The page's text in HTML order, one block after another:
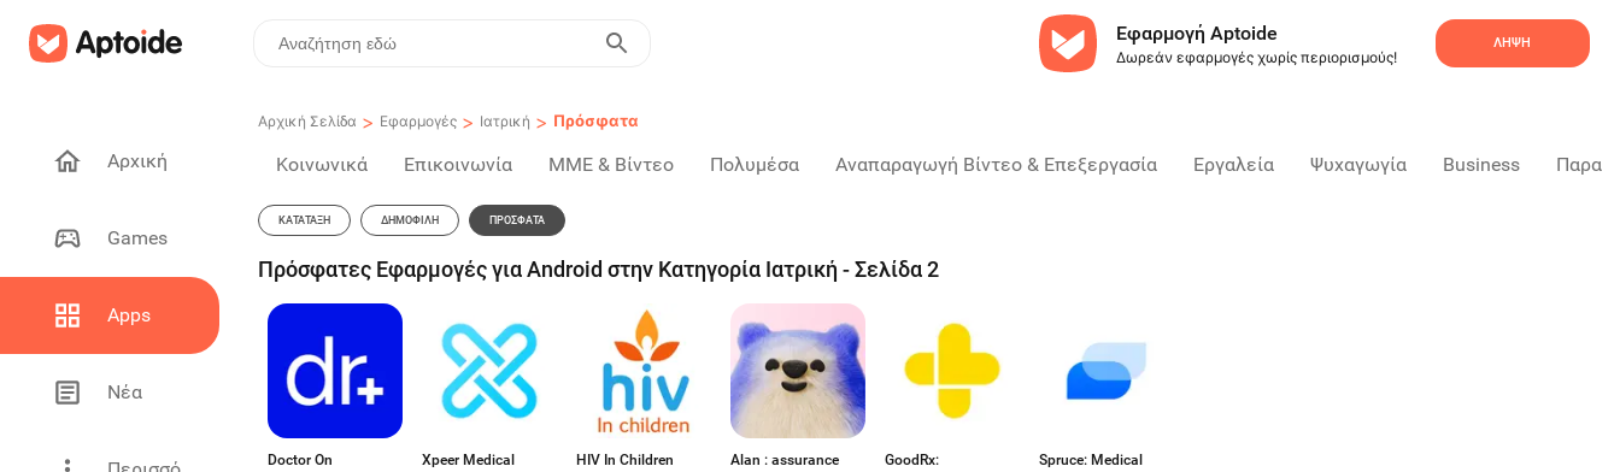
Εφαρμογή Aptoide
Δωρεάν εφαρμογές χωρίς περιορισμούς!
ΛΉΨΗ
Αρχική
Games
Apps
Νέα
Αρχική Σελίδα > Εφαρμογές > Ιατρική > Πρόσφατα
Κοινωνικά Επικοινωνία ΜΜΕ & Βίντεο Πολυμέσα Αναπαραγωγή Βίντεο & Επεξεργασία Εργαλεία Ψυχαγωγία Business
ΚΑΤΆΤΑΞΗ ΔΗΜΟΦΙΛΉ ΠΡΌΣΦΑΤΑ
Πρόσφατες Εφαρμογές για Android στην Κατηγορία Ιατρική - Σελίδα 2
Doctor On
Xpeer Medical
HIV In Children
Alan : assurance
GoodRx:
Spruce: Medical